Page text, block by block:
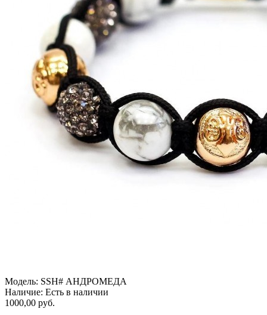
Модель: SSH# АНДРОМЕДА
Наличие: Есть в наличии
1000,00 руб.